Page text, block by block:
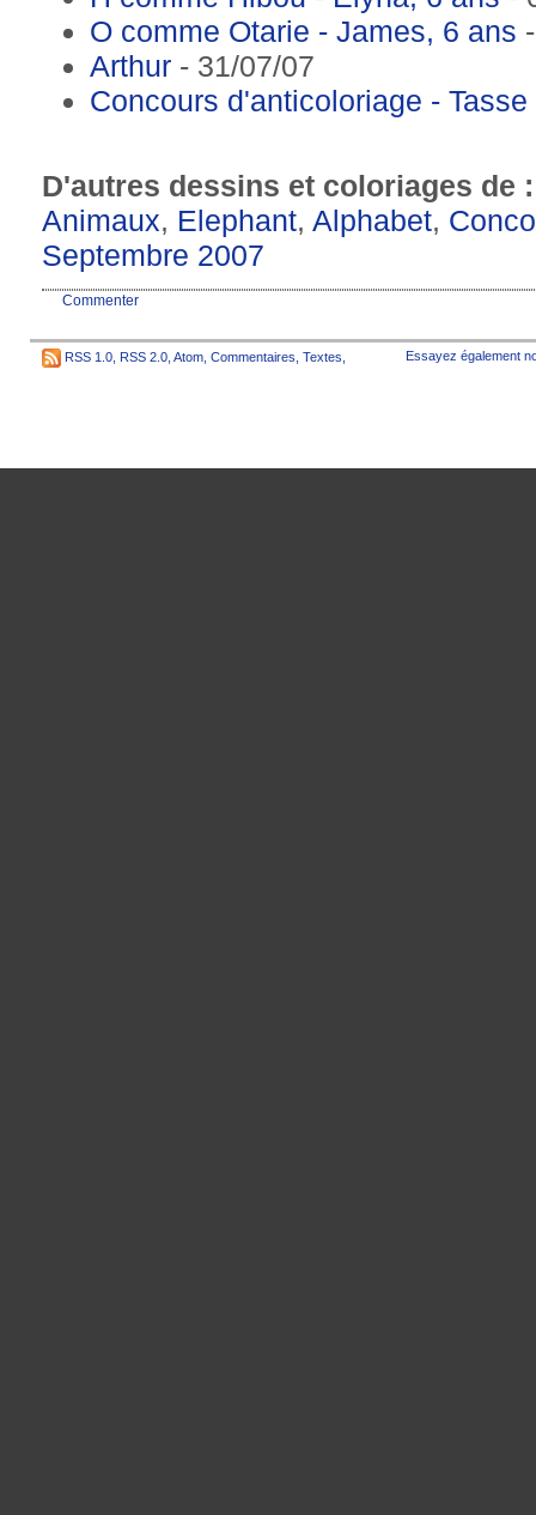
O comme Otarie - James, 6 ans
Arthur - 31/07/07
Concours d'anticoloriage -
D'autres dessins et coloriages de
Animaux, Elephant, Alphabet,
Septembre 2007
Commenter
RSS 1.0 RSS 2.0 Atom Commentaires Textes Essayez également